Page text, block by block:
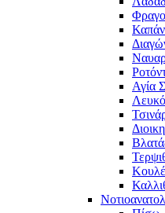
Αγία